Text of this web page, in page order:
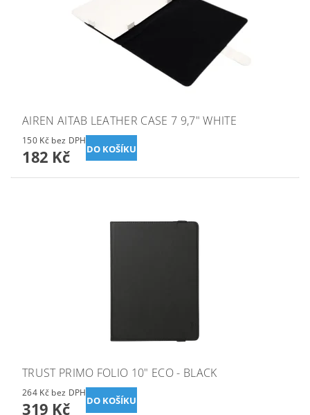
AIREN AITAB LEATHER CASE 7 9,7" WHITE
150 Kč bez DPH
182 Kč
TRUST PRIMO FOLIO 10" ECO - BLACK
264 Kč bez DPH
319 Kč